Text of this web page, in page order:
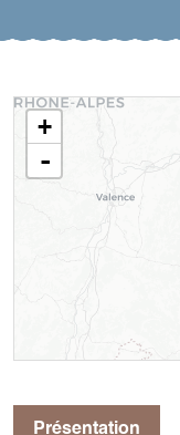
+
-
Présentation